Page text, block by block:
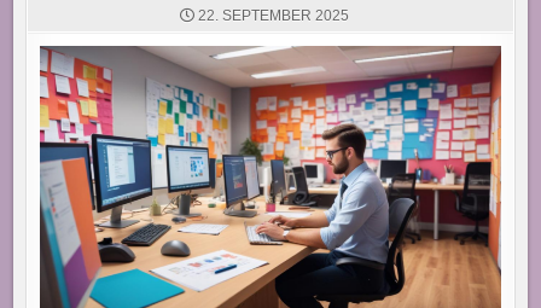
22. SEPTEMBER 2025